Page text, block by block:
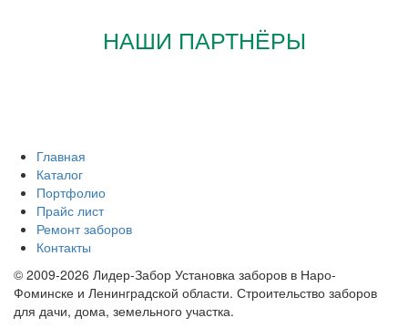
НАШИ ПАРТНЁРЫ
Главная
Каталог
Портфолио
Прайс лист
Ремонт заборов
Контакты
© 2009-2026 Лидер-Забор Установка заборов в Наро-
Фоминске и Ленинградской области. Строительство заборов
для дачи, дома, земельного участка.